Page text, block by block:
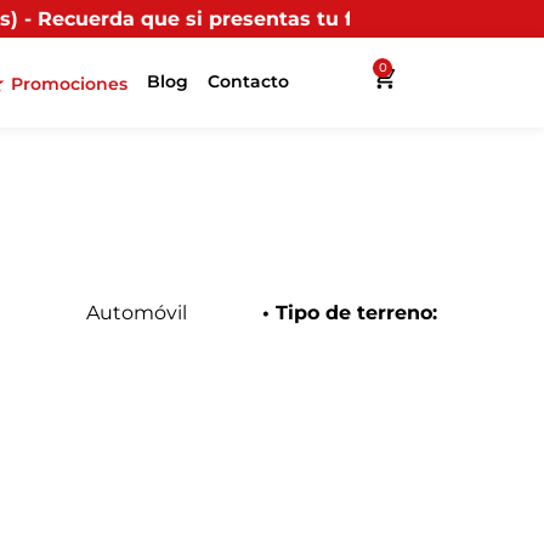
si presentas tu factura (física o digital) en uno de
Promociones Blog Contacto
0
Automóvil • Tipo de terreno: